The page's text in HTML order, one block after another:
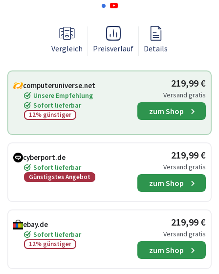
Vergleich Preisverlauf Details
computeruniverse.net
Unsere Empfehlung
Sofort lieferbar
12% günstiger
219,99 €
Versand gratis
zum Shop
cyberport.de
Sofort lieferbar
Günstigstes Angebot
219,99 €
Versand gratis
zum Shop
ebay.de
Sofort lieferbar
12% günstiger
219,99 €
Versand gratis
zum Shop